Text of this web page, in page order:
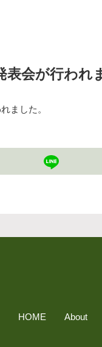
会が行われ
ました。
HOME About